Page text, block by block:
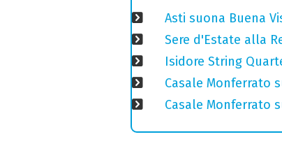
Asti suona Buena
Sere d'Estate alla
Isidore String
Casale Monferrato
Casale Monferrato